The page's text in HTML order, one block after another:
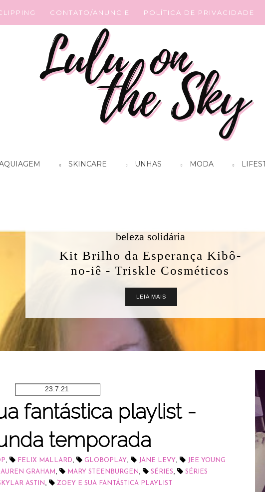
CONTATO/ANUNCIE POLÍTICA DE PRIVACIDADE
SKINCARE UNHAS MODA
beleza solidária
Kit Brilho da Esperança Kibô-
no-iê - Triskle Cosméticos
LEIA MAIS
23.7.21
fantástica playlist -
temporada
FELIX MALLARD GLOBOPLAY, JANE LEVY,
JEE YOUNG
GRAHAM MARY STEENBURGEN SÉRIES
SÉRIES
ASTIN ZOEY E SUA FANTÁSTICA PLAYLIST